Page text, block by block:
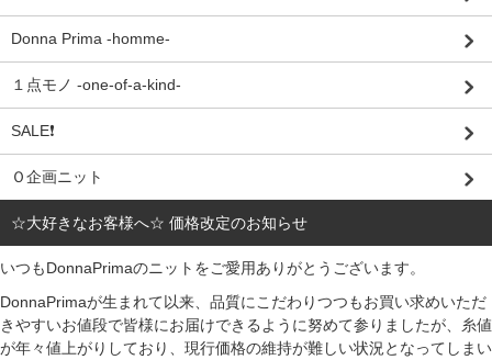
Donna Prima -homme-
１点モノ -one-of-a-kind-
SALE❗
Ｏ企画ニット
☆大好きなお客様へ☆ 価格改定のお知らせ
いつもDonnaPrimaのニットをご愛用ありがとうございます。
DonnaPrimaが生まれて以来、品質にこだわりつつもお買い求めいただ
きやすいお値段で皆様にお届けできるように努めて参りましたが、糸値
が年々値上がりしており、現行価格の維持が難しい状況となってしまい